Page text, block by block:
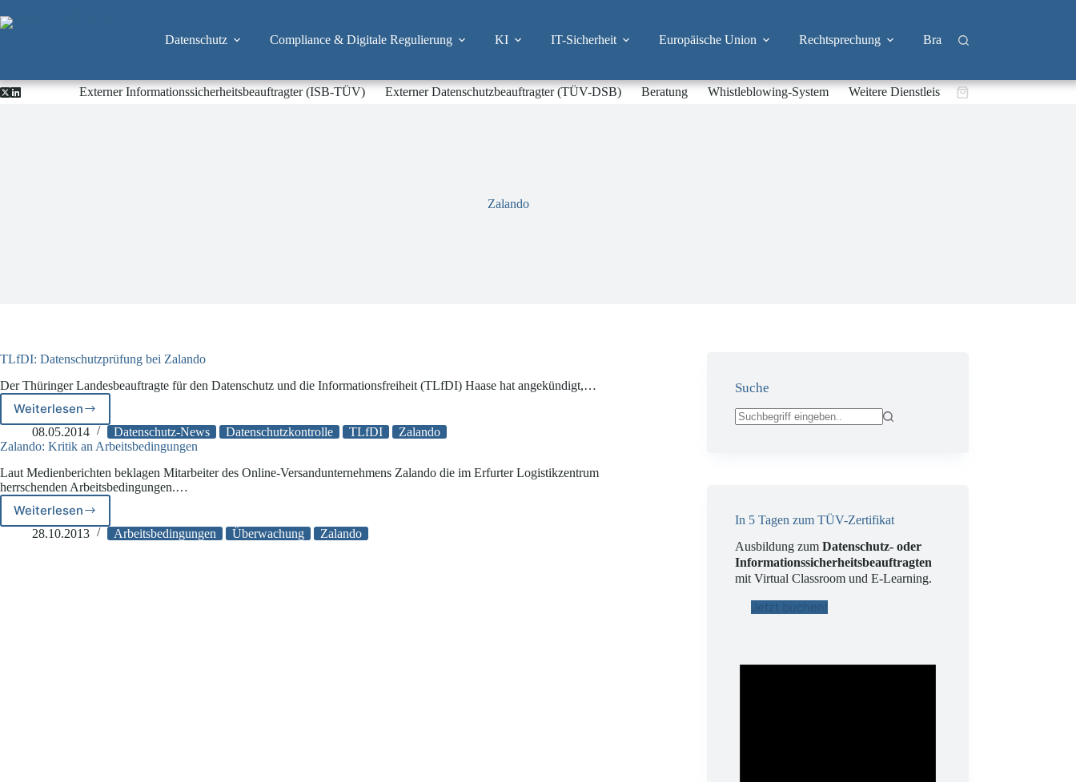
Inhalt
Datenschutz Compliance & Digitale Regulierung KI IT-Sicherheit Europäische Union Rechtsprechung Branchen
Externer Informationssicherheitsbeauftragter (ISB-TÜV) Externer Datenschutzbeauftragter (TÜV-DSB) Beratung Whistleblowing-System Weitere DienstleistungenWarenkorb
Zalando
TLfDI: Datenschutzprüfung bei Zalando
Der Thüringer Landesbeauftragte für den Datenschutz und die Informationsfreiheit (TLfDI) Haase hat angekündigt,…
Weiterlesen
TLfDI:
Datenschutzprüfung
bei
08.05.2014 Datenschutz-News Datenschutzkontrolle TLfDI
Zalando
Zalando: Kritik an Arbeitsbedingungen
Laut Medienberichten beklagen Mitarbeiter des Online-Versandunternehmens Zalando die im Erfurter Logistikzentrum
herrschenden Arbeitsbedingungen.…
Weiterlesen
Zalando:
Kritik
28.10.2013 Arbeitsbedingungen Überwachung Zalando
Suche
In 5 Tagen zum TÜV-Zertifikat
Ausbildung zumDatenschutz- oder
Informationssicherheitsbeauftragten
mit Virtual Classroom und E-Learning.
Jetzt buchen!